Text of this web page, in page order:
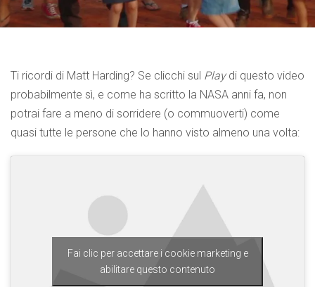
Ti ricordi di Matt Harding? Se clicchi sul Playdi questo video
probabilmente sì, e come ha scritto la NASA anni fa, non
potrai fare a meno di sorridere (o commuoverti) come
quasi tutte le persone che lo hanno visto almeno una volta:
Fai clic per accettare i cookie marketing e
abilitare questo contenuto